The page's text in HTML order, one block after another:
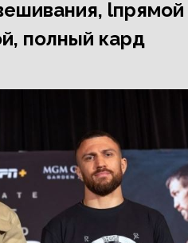
lпрямой
полный кард